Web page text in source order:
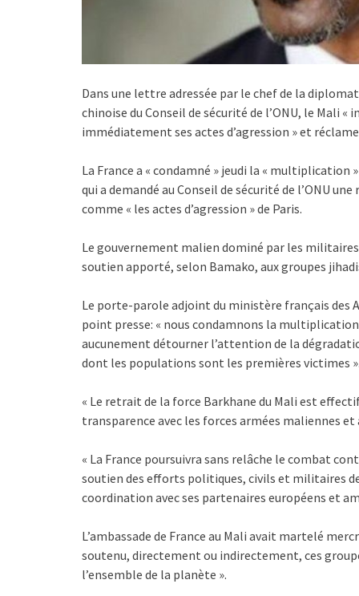
Dans une lettre adressée par le chef de la
chinoise du Conseil de sécurité de l’ONU, le Mali
immédiatement ses actes d’agression » et
La France a « condamné » jeudi la «
qui a demandé au Conseil de sécurité de l’ONU
comme « les actes d’agression » de Paris.
Le gouvernement malien dominé par les
soutien apporté, selon Bamako, aux groupes
Le porte-parole adjoint du ministère français des
point presse: « nous condamnons la
aucunement détourner l’attention de la
dont les populations sont les premières victimes
« Le retrait de la force Barkhane du Mali est
transparence avec les forces armées maliennes
« La France poursuivra sans relâche le combat
soutien des efforts politiques, civils et militaires
coordination avec ses partenaires européens et
L’ambassade de France au Mali avait martelé
soutenu, directement ou indirectement, ces
l’ensemble de la planète ».